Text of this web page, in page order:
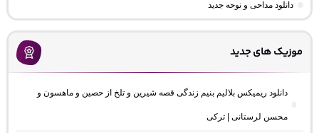
دانلود مداحی و نوحه جدید
موزیک های جدید
دانلود ریمیکس بلالیم بنیم زندگی قصه شیرین و تلخ از حصین و ماهسون و
محسن لرستانی | ترکی